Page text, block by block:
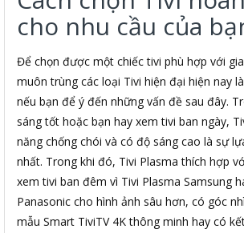
cho nhu cầu của
Để chọn được một chiếc tivi phù hợp với
muôn trùng các loại Tivi hiện đại hiện nay
nếu bạn để ý đến những vấn đề sau đây.
sáng tốt hoặc bạn hay xem tivi ban ngày,
năng chống chói và có độ sáng cao là sự
nhất. Trong khi đó, Tivi Plasma thích hợp
xem tivi ban đêm vì Tivi Plasma Samsung
Panasonic cho hình ảnh sâu hơn, có góc
mẫu Smart TiviTV 4K thông minh hay có